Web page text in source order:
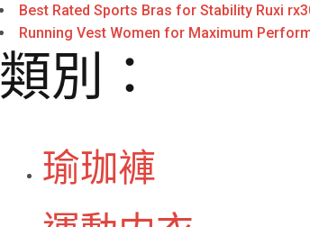
Best Rated Sports Bras for Stability Ruxi
Running Vest Women for Maximum
類別：
瑜珈褲